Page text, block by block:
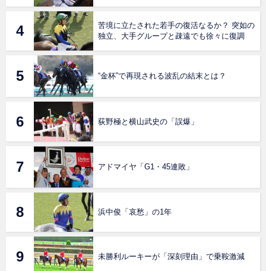
苦境に立たされた若手の復活なるか？ 突如の
独立、大手グループと疎遠でも徐々に復調
“金杯”で再現される波乱の結末とは？
荻野極と横山武史の「誤爆」
アドマイヤ「G1・45連敗」
浜中俊「哀愁」の1年
未勝利ルーキーが「深刻理由」で乗鞍激減